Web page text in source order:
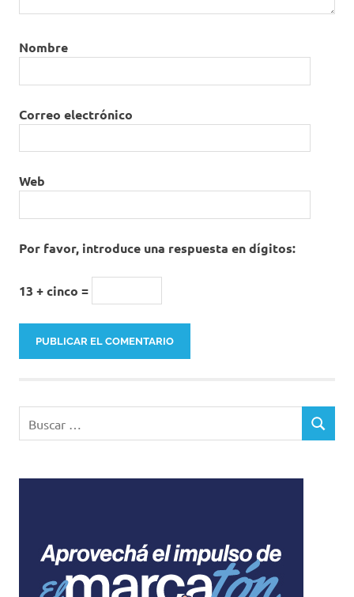
Nombre
Correo electrónico
Web
Por favor, introduce una respuesta en dígitos:
13 + cinco =
BUSCAR